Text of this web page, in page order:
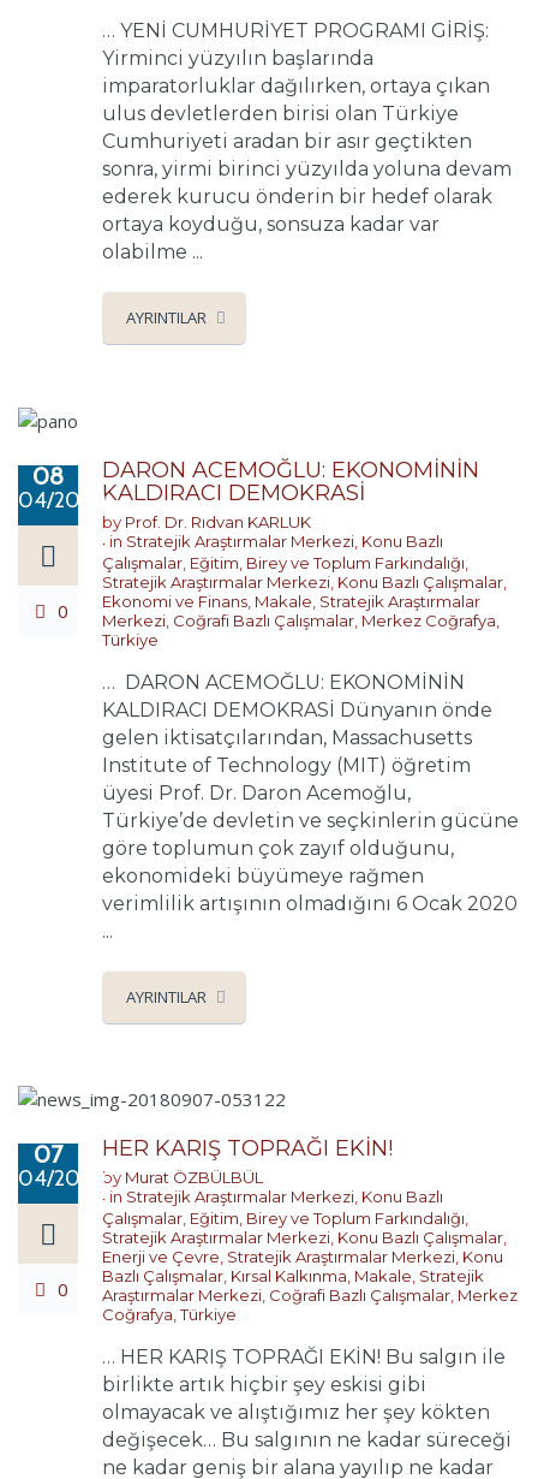
… YENİ CUMHURİYET PROGRAMI GİRİŞ:
Yirminci yüzyılın başlarında
imparatorluklar dağılırken, ortaya çıkan
ulus devletlerden birisi olan Türkiye
Cumhuriyeti aradan bir asır geçtikten
sonra, yirmi birinci yüzyılda yoluna devam
ederek kurucu önderin bir hedef olarak
ortaya koyduğu, sonsuza kadar var
olabilme ...
AYRINTILAR
08
04/2020
0
DARON ACEMOĞLU: EKONOMİNİN
KALDIRACI DEMOKRASİ
by Prof. Dr. Rıdvan KARLUK
in Stratejik Araştırmalar Merkezi Konu Bazlı
Çalışmalar Eğitim, Birey ve Toplum Farkındalığı
Stratejik Araştırmalar Merkezi Konu Bazlı Çalışmalar
Ekonomi ve Finans Makale Stratejik Araştırmalar
Merkezi Coğrafi Bazlı Çalışmalar Merkez Coğrafya
Türkiye
… DARON ACEMOĞLU: EKONOMİNİN
KALDIRACI DEMOKRASİ Dünyanın önde
gelen iktisatçılarından, Massachusetts
Institute of Technology (MIT) öğretim
üyesi Prof. Dr. Daron Acemoğlu,
Türkiye’de devletin ve seçkinlerin gücüne
göre toplumun çok zayıf olduğunu,
ekonomideki büyümeye rağmen
verimlilik artışının olmadığını 6 Ocak 2020
...
AYRINTILAR
07
04/2020
0
HER KARIŞ TOPRAĞI EKİN!
by Murat ÖZBÜLBÜL
in Stratejik Araştırmalar Merkezi, Konu Bazlı
Çalışmalar, Eğitim, Birey ve Toplum Farkındalığı,
Stratejik Araştırmalar Merkezi, Konu Bazlı Çalışmalar,
Enerji ve Çevre, Stratejik Araştırmalar Merkezi, Konu
Bazlı Çalışmalar, Kırsal Kalkınma, Makale, Stratejik
Araştırmalar Merkezi, Coğrafi Bazlı Çalışmalar, Merkez
Coğrafya,Türkiye
… HER KARIŞ TOPRAĞI EKİN! Bu salgın ile
birlikte artık hiçbir şey eskisi gibi
olmayacak ve alıştığımız her şey kökten
değişecek… Bu salgının ne kadar süreceği
ne kadar geniş bir alana yayılıp ne kadar